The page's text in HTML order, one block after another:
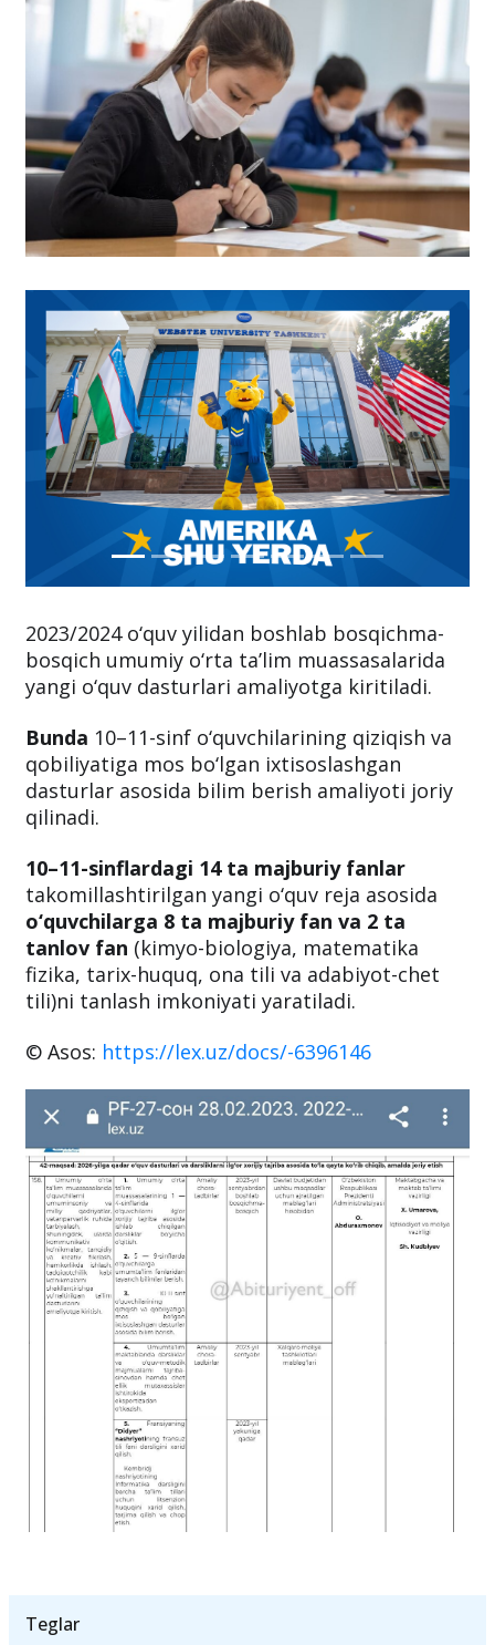
2023/2024 o‘quv yilidan boshlab bosqichma-
bosqich umumiy o‘rta ta’lim muassasalarida
yangi o‘quv dasturlari amaliyotga kiritiladi.
Bunda 10–11-sinf o‘quvchilarining qiziqish va
qobiliyatiga mos bo‘lgan ixtisoslashgan
dasturlar asosida bilim berish amaliyoti joriy
qilinadi.
10–11-sinflardagi 14 ta majburiy fanlar
takomillashtirilgan yangi o‘quv reja asosida
o‘quvchilarga 8 ta majburiy fan va 2 ta
tanlov fan (kimyo-biologiya, matematika
fizika, tarix-huquq, ona tili va adabiyot-chet
tili)ni tanlash imkoniyati yaratiladi.
© Asos: https://lex.uz/docs/-6396146
Teglar